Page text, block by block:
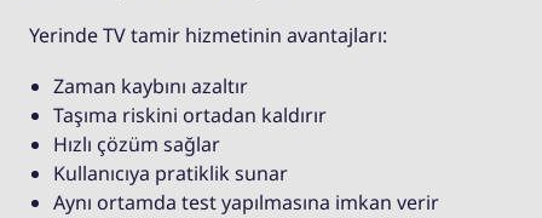
Yerinde TV tamir hizmetinin avantajları:
Zaman kaybını azaltır
Taşıma riskini ortadan kaldırır
Hızlı çözüm sağlar
Kullanıcıya pratiklik sunar
Aynı ortamda test yapılmasına imkan verir